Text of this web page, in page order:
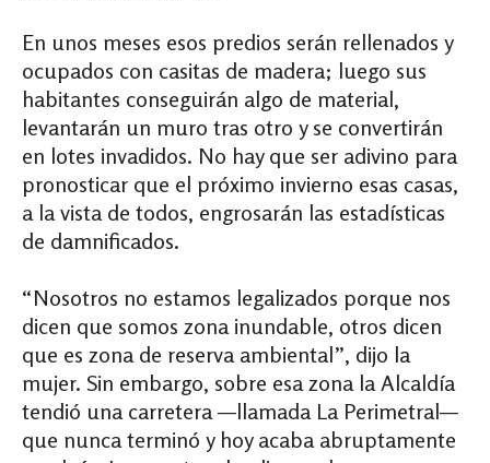
En unos meses esos predios serán rellenados y
ocupados con casitas de madera; luego sus
habitantes conseguirán algo de material,
levantarán un muro tras otro y se convertirán
en lotes invadidos. No hay que ser adivino para
pronosticar que el próximo invierno esas casas,
a la vista de todos, engrosarán las estadísticas
de damnificados.
“Nosotros no estamos legalizados porque nos
dicen que somos zona inundable, otros dicen
que es zona de reserva ambiental”, dijo la
mujer. Sin embargo, sobre esa zona la Alcaldía
tendió una carretera —llamada La Perimetral—
que nunca terminó y hoy acaba abruptamente